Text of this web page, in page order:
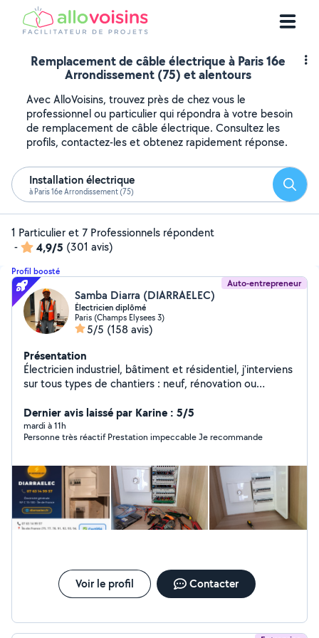
Remplacement de câble électrique à Paris 16e
Arrondissement (75) et alentours
Avec AlloVoisins, trouvez près de chez vous le
professionnel ou particulier qui répondra à votre besoin
de remplacement de câble électrique. Consultez les
profils, contactez-les et obtenez rapidement réponse.
Installation électrique
à Paris 16e Arrondissement (75)
1 Particulier et 7 Professionnels répondent
-
4,9/5 (301 avis)
Profil boosté
Auto-entrepreneur
Samba Diarra (DIARRAELEC)
Électricien diplômé
Paris (Champs Elysees 3)
5/5 (158 avis)
Présentation
Électricien industriel, bâtiment et résidentiel, j'interviens
sur tous types de chantiers : neuf, rénovation ou
garantis un travail propre, conforme aux normes et dans
les délais.
Dernier avis laissé par Karine : 5/5
mardi à 11h
Personne très réactif Prestation impeccable Je recommande
Voir le profil Contacter